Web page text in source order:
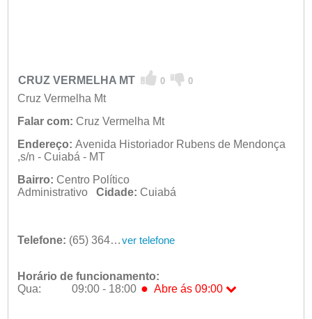
CRUZ VERMELHA MT 0 0
Cruz Vermelha Mt
Falar com: Cruz Vermelha Mt
Endereço: Avenida Historiador Rubens de Mendonça
,s/n - Cuiabá - MT
Bairro: Centro Político
Administrativo Cidade: Cuiabá
Telefone: (65) 3641-2629 ver telefone
Horário de funcionamento:
Qua:
09:00 - 18:00 ● Abre ás 09:00